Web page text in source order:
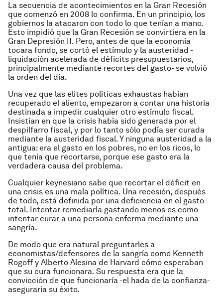
La secuencia de acontecimientos en la Gran Recesión
que comenzó en 2008 lo confirma. En un principio, los
gobiernos la atacaron con todo lo que tenían a mano.
Esto impidió que la Gran Recesión se convirtiera en la
Gran Depresión II. Pero, antes de que la economía
tocara fondo, se cortó el estímulo y la austeridad -
liquidación acelerada de déficits presupuestarios,
principalmente mediante recortes del gasto- se volvió
la orden del día.
Una vez que las elites políticas exhaustas habían
recuperado el aliento, empezaron a contar una historia
destinada a impedir cualquier otro estímulo fiscal.
Insistían en que la crisis había sido generada por el
despilfarro fiscal, y por lo tanto sólo podía ser curada
mediante la austeridad fiscal. Y ninguna austeridad a la
antigua: era el gasto en los pobres, no en los ricos, lo
que tenía que recortarse, porque ese gasto era la
verdadera causa del problema.
Cualquier keynesiano sabe que recortar el déficit en
una crisis es una mala política. Una recesión, después
de todo, está definida por una deficiencia en el gasto
total. Intentar remediarla gastando menos es como
intentar curar a una persona enferma mediante una
sangría.
De modo que era natural preguntarles a
economistas/defensores de la sangría como Kenneth
Rogoff y Alberto Alesina de Harvard cómo esperaban
que su cura funcionara. Su respuesta era que la
convicción de que funcionaría -el hada de la confianza-
aseguraría su éxito.